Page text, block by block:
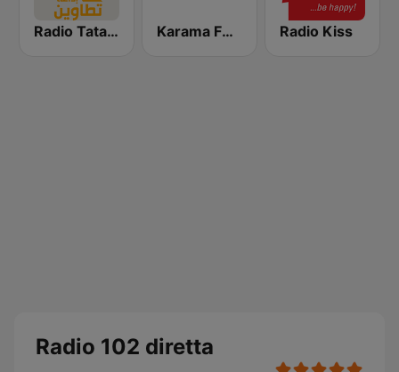
Radio Tataouine (إذاعة تطاوين) Karama FM (كرامة إف إم) Radio Kiss
Radio 102 diretta